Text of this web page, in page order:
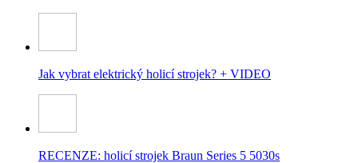
Jak vybrat elektrický holicí strojek? + VIDEO
RECENZE: holicí strojek Braun Series 5 5030s